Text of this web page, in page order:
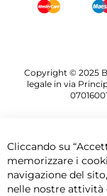
Copyright © 2025
legale in via
Cliccando su
memorizzare i
navigazione del
nelle nostre attività